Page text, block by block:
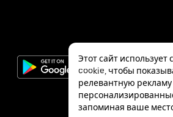
Этот сайт
cookie, чтобы
релевантную
запоминая ваше